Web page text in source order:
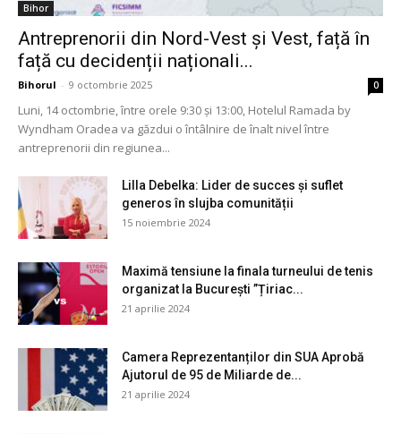
Bihor
Antreprenorii din Nord-Vest și Vest, față în
față cu decidenții naționali...
Bihorul - 9 octombrie 2025 0
Luni, 14 octombrie, între orele 9:30 și 13:00, Hotelul Ramada by
Wyndham Oradea va găzdui o întâlnire de înalt nivel între
antreprenorii din regiunea...
Lilla Debelka: Lider de succes și suflet
generos în slujba comunității
15 noiembrie 2024
Maximă tensiune la finala turneului de tenis
organizat la București ”Țiriac...
21 aprilie 2024
Camera Reprezentanților din SUA Aprobă
Ajutorul de 95 de Miliarde de...
21 aprilie 2024